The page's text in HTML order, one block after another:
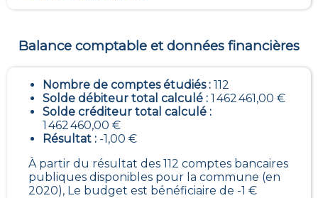
Balance comptable et données financières
Nombre de comptes étudiés : 112
Solde débiteur total calculé : 1 462 461,00 €
Solde créditeur total calculé :
1 462 460,00 €
Résultat : -1,00 €
À partir du résultat des 112 comptes bancaires
publiques disponibles pour la commune (en
2020), Le budget est bénéficiaire de -1 €